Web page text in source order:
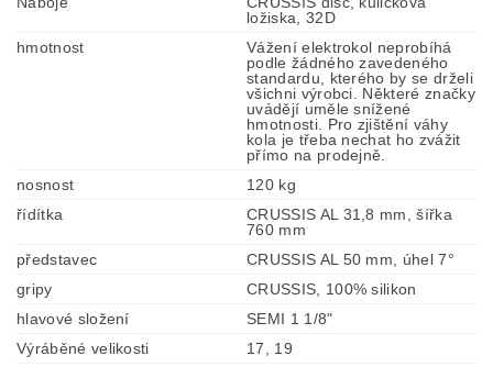
ložiska, 32D
hmotnost
Vážení elektrokol neprobíhá
podle žádného zavedeného
standardu, kterého by se drželi
všichni výrobci. Některé značky
uvádějí uměle snížené
hmotnosti. Pro zjištění váhy
kola je třeba nechat ho zvážit
přímo na prodejně.
nosnost
120 kg
řídítka
CRUSSIS AL 31,8 mm, šířka
760 mm
představec
CRUSSIS AL 50 mm, úhel 7°
gripy
CRUSSIS, 100% silikon
hlavové složení
SEMI 1 1/8"
Výráběné velikosti
17, 19